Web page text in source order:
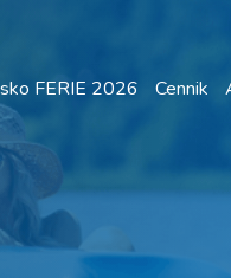
FERIE 2026 Cennik